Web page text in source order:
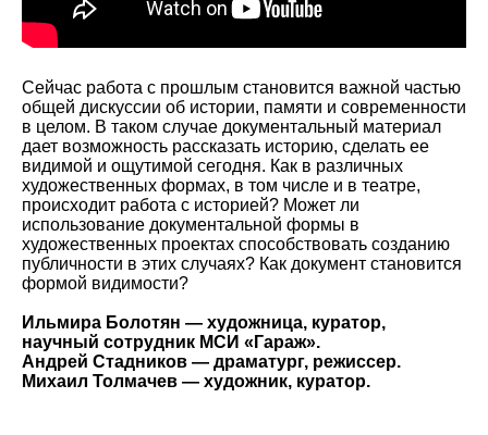
Сейчас работа с прошлым становится важной частью
общей дискуссии об истории, памяти и современности
в целом. В таком случае документальный материал
дает возможность рассказать историю, сделать ее
видимой и ощутимой сегодня. Как в различных
художественных формах, в том числе и в театре,
происходит работа с историей? Может ли
использование документальной формы в
художественных проектах способствовать созданию
публичности в этих случаях? Как документ становится
формой видимости?
Ильмира Болотян — художница, куратор,
научный сотрудник МСИ «Гараж».
Андрей Стадников — драматург, режиссер.
Михаил Толмачев — художник, куратор.